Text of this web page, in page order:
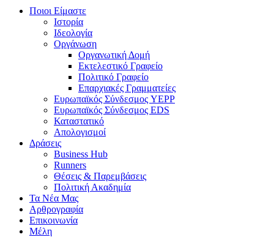
Ποιοι Είμαστε
Ιστορία
Ιδεολογία
Οργάνωση
Οργανωτική Δομή
Εκτελεστικό Γραφείο
Πολιτικό Γραφείο
Επαρχιακές Γραμματείες
Ευρωπαϊκός Σύνδεσμος YEPP
Ευρωπαϊκός Σύνδεσμος EDS
Καταστατικό
Απολογισμοί
Δράσεις
Business Hub
Runners
Θέσεις & Παρεμβάσεις
Πολιτική Ακαδημία
Τα Νέα Μας
Αρθρογραφία
Επικοινωνία
Μέλη